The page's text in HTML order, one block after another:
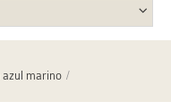
azul marino